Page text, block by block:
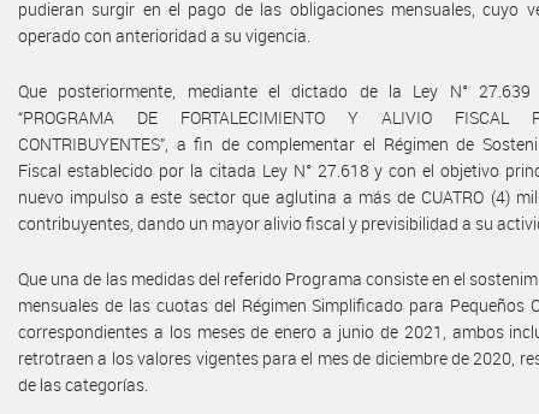
pudieran surgir en el pago de las obligaciones mensuales, cuyo
operado con anterioridad a su vigencia.
Que posteriormente, mediante el dictado de la Ley N°
“PROGRAMA DE FORTALECIMIENTO Y ALIVIO FISCAL
CONTRIBUYENTES”, a fin de complementar el Régimen de
Fiscal establecido por la citada Ley N° 27.618 y con el objetivo
nuevo impulso a este sector que aglutina a más de CUATRO (4)
contribuyentes, dando un mayor alivio fiscal y previsibilidad a su
Que una de las medidas del referido Programa consiste en el
mensuales de las cuotas del Régimen Simplificado para Pequeños
correspondientes a los meses de enero a junio de 2021, ambos
retrotraen a los valores vigentes para el mes de diciembre de 2020,
de las categorías.